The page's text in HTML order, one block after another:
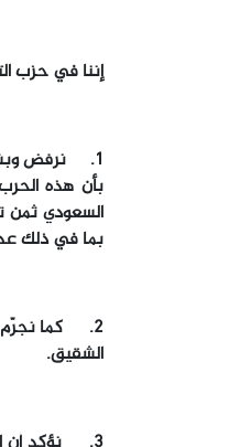
إننا في حزب
1. نرفض
بأن هذه
السعودي ثمن
بما في ذلك
2. كما نجرّم
الشقيق.